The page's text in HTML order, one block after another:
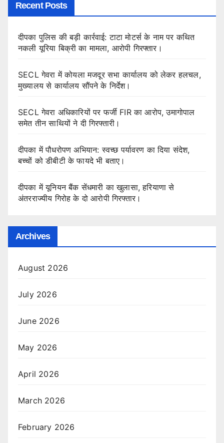
Recent Posts
दीपका पुलिस की बड़ी कार्रवाई: टाटा मोटर्स के नाम पर कथित
नकली यूरिया बिक्री का मामला, आरोपी गिरफ्तार।
SECL गेवरा में कोयला मजदूर सभा कार्यालय को लेकर हलचल,
मुख्यालय से कार्यालय सौंपने के निर्देश।
SECL गेवरा अधिकारियों पर फर्जी FIR का आरोप, उमागोपाल
समेत तीन साथियों ने दी गिरफ्तारी।
दीपका में पौधरोपण अभियान: स्वच्छ पर्यावरण का दिया संदेश,
बच्चों को डीबीटी के फायदे भी बताए।
दीपका में यूनियन बैंक सेंधमारी का खुलासा, हरियाणा से
अंतरराज्यीय गिरोह के दो आरोपी गिरफ्तार।
Archives
August 2026
July 2026
June 2026
May 2026
April 2026
March 2026
February 2026